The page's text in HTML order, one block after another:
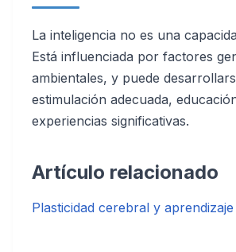
La inteligencia no es una
Está influenciada por factores
ambientales, y puede
estimulación adecuada,
experiencias significativas.
Artículo relacionado
Plasticidad cerebral y aprendizaje